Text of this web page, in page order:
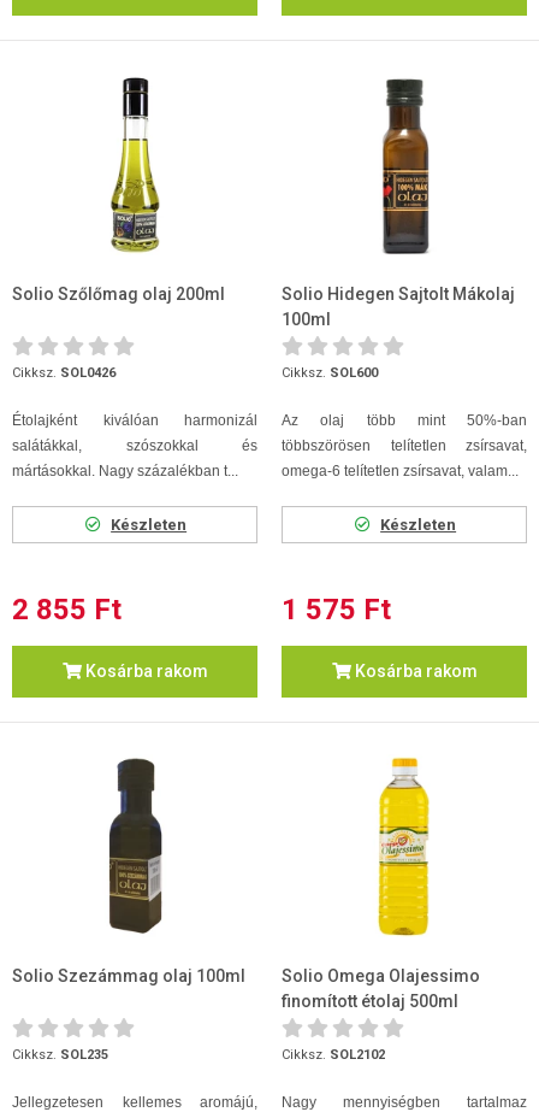
Solio Szőlőmag olaj 200ml
Cikksz. SOL0426
Étolajként kiválóan harmonizál
salátákkal, szószokkal és
mártásokkal. Nagy százalékban t...
Készleten
2 855 Ft
Kosárba rakom
Solio Hidegen Sajtolt Mákolaj
100ml
Cikksz. SOL600
Az olaj több mint 50%-ban
többszörösen telítetlen zsírsavat,
omega-6 telítetlen zsírsavat, valam...
Készleten
1 575 Ft
Kosárba rakom
Solio Szezámmag olaj 100ml
Cikksz. SOL235
Jellegzetesen kellemes aromájú,
Solio Omega Olajessimo
finomított étolaj 500ml
Cikksz. SOL2102
Nagy mennyiségben tartalmaz